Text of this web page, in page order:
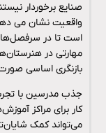
صنایع برخوردار نیستند.
واقعیت نشان می دهد
است تا در سرفصل‌های
مهارتی در هنرستان‌های
بازنگری اساسی صورت
جذب مدرسین با تجربه از
کار برای مراکز
می‌تواند کمک